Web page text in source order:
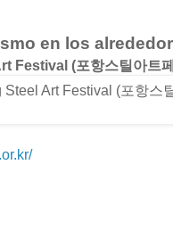
en los
Festival (포항스틸아트